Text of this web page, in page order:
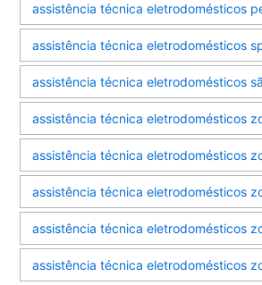
assistência técnica eletrodomésticos
assistência técnica eletrodomésticos
assistência técnica eletrodomésticos
assistência técnica eletrodomésticos
assistência técnica eletrodomésticos
assistência técnica eletrodomésticos
assistência técnica eletrodomésticos
assistência técnica eletrodomésticos